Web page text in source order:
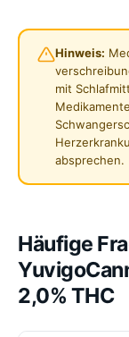
Hinweis:
mit
absprechen.
Häufige
2,0% THC